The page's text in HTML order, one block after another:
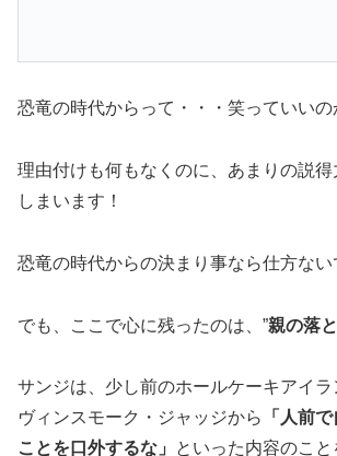
恐竜の時代からって・・・笑っていいの
理由付けも何もなくのに、 あまりの説
しまいます！
恐竜の時代からの決まり事なら仕方ない
でも、ここで心に残ったのは、”親の落
サンジは、少し前のホールケーキアイ
ヴィンスモーク・ジャッジから
「人前
ことを口外するな 」
といった内容のこ